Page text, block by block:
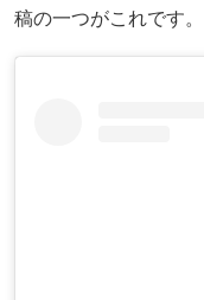
稿の一つがこれです